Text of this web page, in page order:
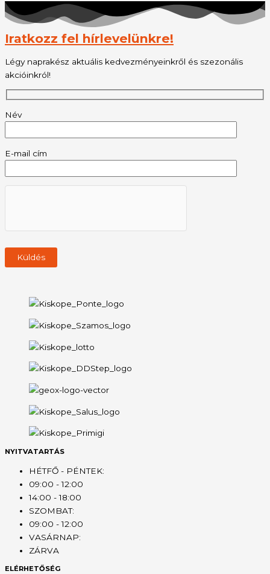
Iratkozz fel hírlevelünkre!
Légy naprakész aktuális kedvezményeinkről és szezonális
akcióinkról!
Név
E-mail cím
NYITVATARTÁS
HÉTFŐ - PÉNTEK:
09:00 - 12:00
14:00 - 18:00
SZOMBAT:
09:00 - 12:00
VASÁRNAP:
ZÁRVA
ELÉRHETŐSÉG